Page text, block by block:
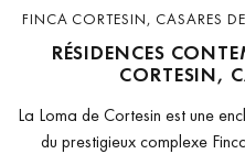
FINCA CORTESIN, CASARES
RÉSIDENCES
CORTESIN,
La Loma de Cortesin est une
du prestigieux complexe